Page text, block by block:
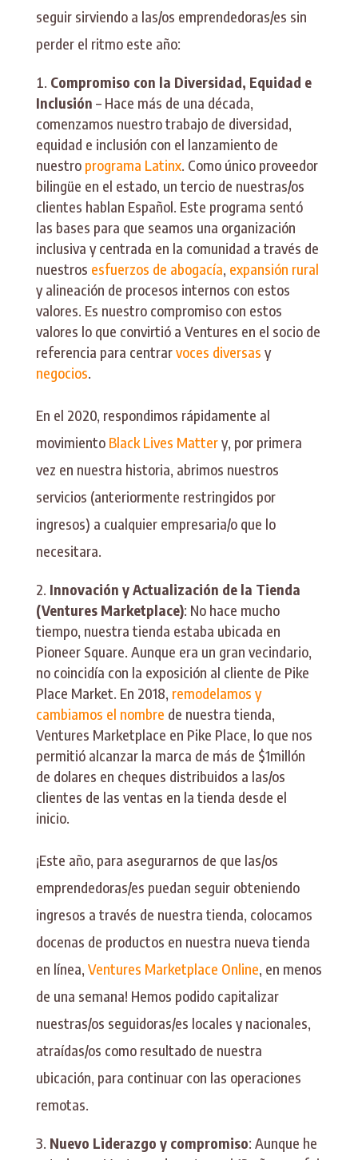
seguir sirviendo a las/os emprendedoras/es sin
perder el ritmo este año:
Compromiso con la Diversidad, Equidad e
Inclusión – Hace más de una década,
comenzamos nuestro trabajo de diversidad,
equidad e inclusión con el lanzamiento de
nuestro programa Latinx. Como único proveedor
bilingüe en el estado, un tercio de nuestras/os
clientes hablan Español. Este programa sentó
las bases para que seamos una organización
inclusiva y centrada en la comunidad a través de
nuestros esfuerzos de abogacía, expansión rural
y alineación de procesos internos con estos
valores. Es nuestro compromiso con estos
valores lo que convirtió a Ventures en el socio de
referencia para centrarvoces diversas y
negocios.
En el 2020, respondimos rápidamente al
movimiento Black Lives Mattery, por primera
vez en nuestra historia, abrimos nuestros
servicios (anteriormente restringidos por
ingresos) a cualquier empresaria/o que lo
necesitara.
Innovación y Actualización de la Tienda
(Ventures Marketplace): No hace mucho
tiempo, nuestra tienda estaba ubicada en
Pioneer Square. Aunque era un gran vecindario,
no coincidía con la exposición al cliente de Pike
Place Market. En 2018, remodelamos y
cambiamos el nombre de nuestra tienda,
Ventures Marketplace en Pike Place, lo que nos
permitió alcanzar la marca de más de $1millón
de dolares en cheques distribuidos a las/os
clientes de las ventas en la tienda desde el
inicio.
¡Este año, para asegurarnos de que las/os
emprendedoras/es puedan seguir obteniendo
ingresos a través de nuestra tienda, colocamos
docenas de productos en nuestra nueva tienda
en línea, Ventures Marketplace Online, en menos
de una semana! Hemos podido capitalizar
nuestras/os seguidoras/es locales y nacionales,
atraídas/os como resultado de nuestra
ubicación, para continuar con las operaciones
remotas.
Nuevo Liderazgo y compromiso: Aunque he